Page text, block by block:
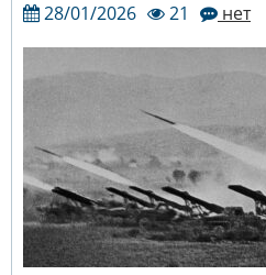
28/01/2026 21 нет